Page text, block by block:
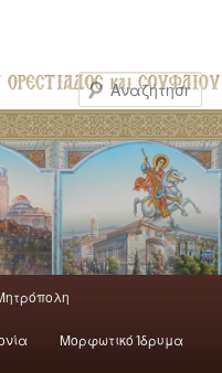
Μορφωτικό Ίδρυμα